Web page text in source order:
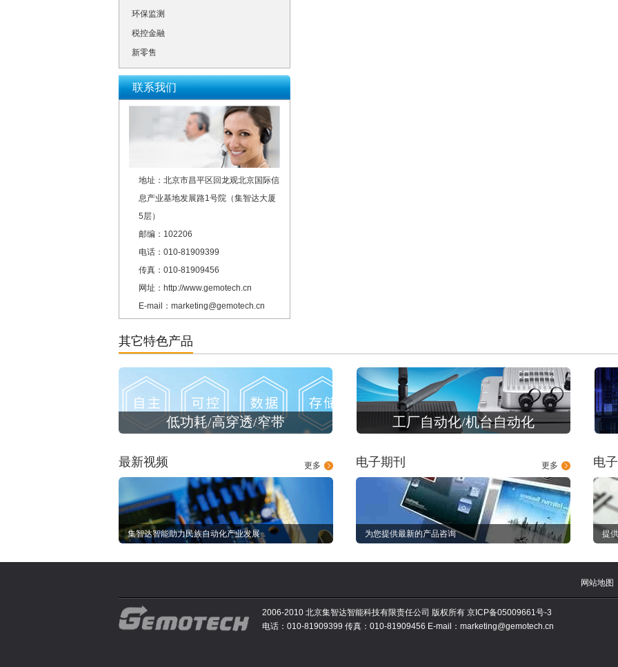
环保监测
税控金融
新零售
联系我们
地址：北京市昌平区回龙观北京国际信
息产业基地发展路1号院（集智达大厦
5层）
邮编：102206
电话：010-81909399
传真：010-81909456
网址：http://www.gemotech.cn
E-mail：marketing@gemotech.cn
其它特色产品
低功耗/高穿透/窄带 工厂自动化/机台自动化
更多
最新视频
集智达智能助力民族自动化产业发展
更多
电子期刊
为您提供最新的产品咨询
电
提
网站地图
2006-2010 北京集智达智能科技有限责任公司 版权所有 京ICP备05009661号-3
电话：010-81909399 传真：010-81909456 E-mail：marketing@gemotech.cn